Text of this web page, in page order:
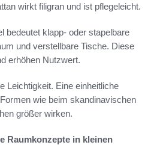
wirkt filigran und ist pflegeleicht.
bedeutet klapp- oder stapelbare
und verstellbare Tische. Diese
erhöhen Nutzwert.
Leichtigkeit. Eine einheitliche
wie beim skandinavischen
größer wirken.
Raumkonzepte in kleinen